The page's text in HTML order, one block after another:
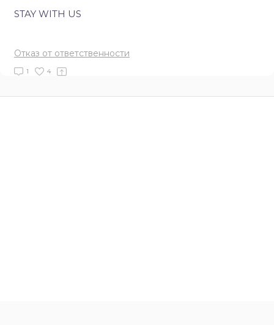
STAY WITH US
Отказ от ответственности
1 4